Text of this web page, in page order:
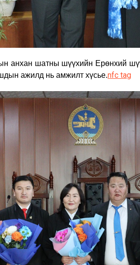
анхан шатны шүүхийн Ерөнхий
ажилд нь амжилт хүсье.nfc tag